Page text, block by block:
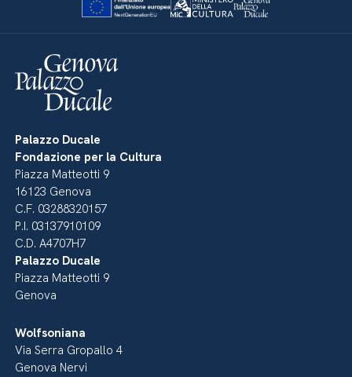
Palazzo Ducale
Fondazione per la Cultura
Piazza Matteotti 9
16123 Genova
C.F. 03288320157
P.I. 03137910109
C.D. A4707H7
Palazzo Ducale
Piazza Matteotti 9
Genova
Wolfsoniana
Via Serra Gropallo 4
Genova Nervi